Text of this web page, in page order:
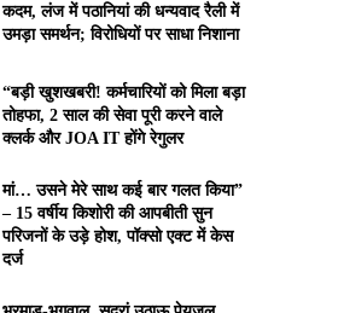
कदम, लंज में पठानियां की धन्यवाद रैली में
उमड़ा समर्थन; विरोधियों पर साधा निशाना
“बड़ी खुशखबरी! कर्मचारियों को मिला बड़ा
तोहफा, 2 साल की सेवा पूरी करने वाले
क्लर्क और JOA IT होंगे रेगुलर
मां… उसने मेरे साथ कई बार गलत किया”
– 15 वर्षीय किशोरी की आपबीती सुन
परिजनों के उड़े होश, पॉक्सो एक्ट में केस
दर्ज